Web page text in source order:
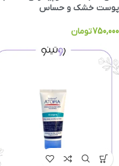
پوست خشک و حساس
750,000تومان